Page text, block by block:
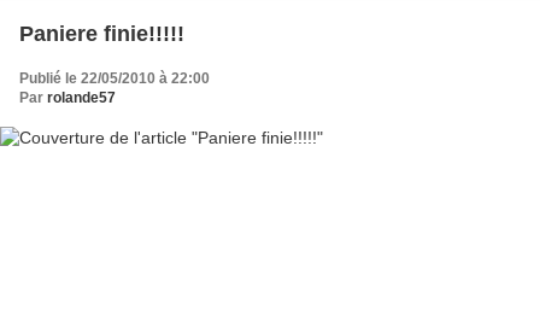
Paniere finie!!!!!
Publié le 22/05/2010 à 22:00
Par rolande57